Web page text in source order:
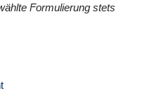
Formulierung stets